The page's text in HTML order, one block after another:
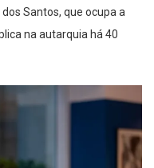
na autarquia há 40